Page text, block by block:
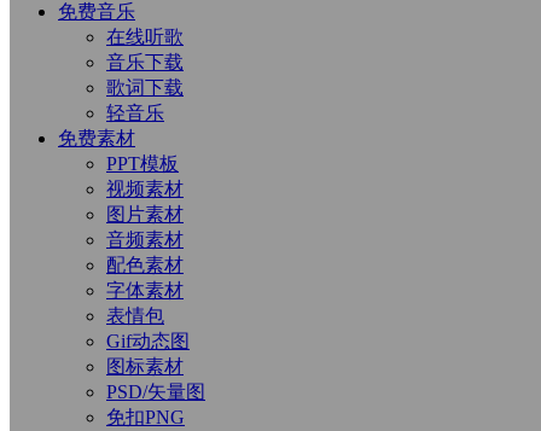
免费音乐
在线听歌
音乐下载
歌词下载
轻音乐
免费素材
PPT模板
视频素材
图片素材
音频素材
配色素材
字体素材
表情包
Gif动态图
图标素材
PSD/矢量图
免扣PNG